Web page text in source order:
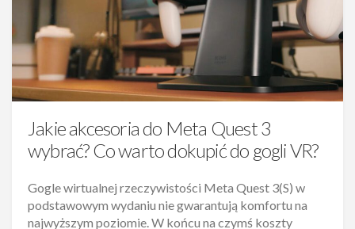
Jakie akcesoria do Meta Quest 3
wybrać? Co warto dokupić do gogli VR?
Gogle wirtualnej rzeczywistości Meta Quest 3(S) w
podstawowym wydaniu nie gwarantują komfortu na
najwyższym poziomie. W końcu na czymś koszty